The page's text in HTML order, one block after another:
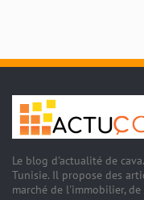
Le blog d'actualité de
Tunisie. Il propose des
marché de l'immobilier,